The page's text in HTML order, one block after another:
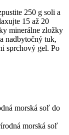
250 g soli a
15 až 20
minerálne zložky
nadbytočný tuk,
sprchový gel. Po
morská soľ do